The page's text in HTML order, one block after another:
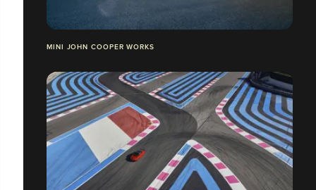
MINI JOHN COOPER WORKS